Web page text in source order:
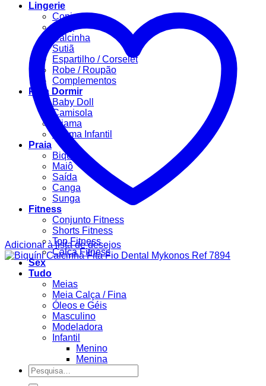
Lingerie
Conjuntos
Body
Calcinha
Sutiã
Espartilho / Corselet
Robe / Roupão
Complementos
Para Dormir
Baby Doll
Camisola
Pijama
Pijama Infantil
Praia
Biquíni
Maiô
Saída
Canga
Sunga
Fitness
Conjunto Fitness
Shorts Fitness
Top Fitness
Calça Fitness
Sex
Tudo
Meias
Meia Calça / Fina
Óleos e Géis
Masculino
Modeladora
Infantil
Menino
Menina
Pesquisar
por:
Adicionar à lista de desejos